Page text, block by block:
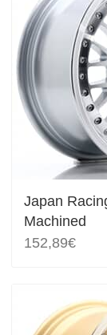
Japan
Machined
152,89€